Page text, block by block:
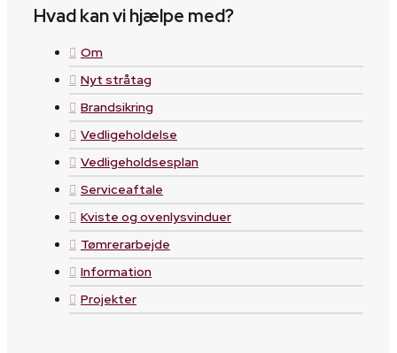
Hvad kan vi hjælpe med?
Om
Nyt stråtag
Brandsikring
Vedligeholdelse
Vedligeholdsesplan
Serviceaftale
Kviste og ovenlysvinduer
Tømrerarbejde
Information
Projekter